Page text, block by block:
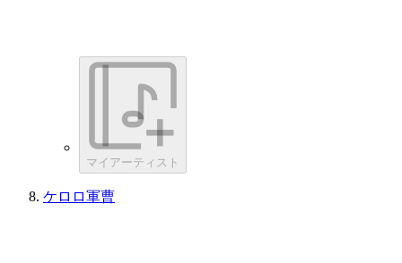
マイアーティスト
ケロロ軍曹